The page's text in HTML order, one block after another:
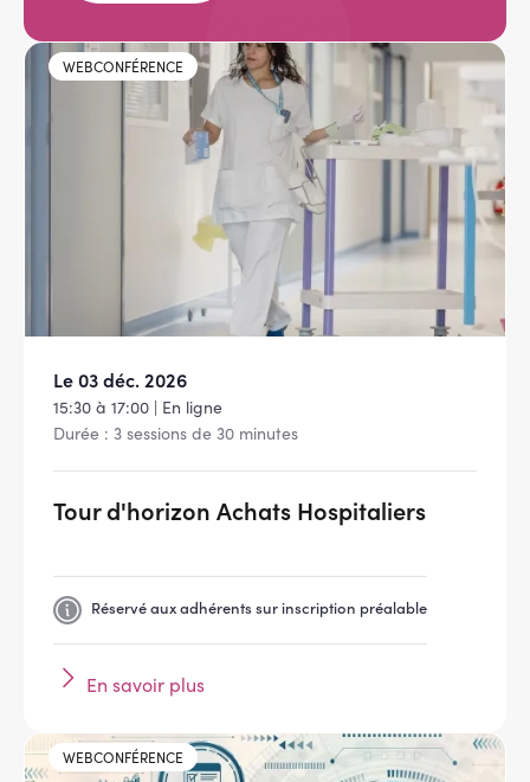
ImageWEBCONFÉRENCE
Le 03 déc. 2026
15:30 à 17:00 | En ligne
Durée : 3 sessions de 30 minutes
Tour d'horizon Achats Hospitaliers
Réservé aux adhérents sur inscription préalable
En savoir plus
ImageWEBCONFÉRENCE